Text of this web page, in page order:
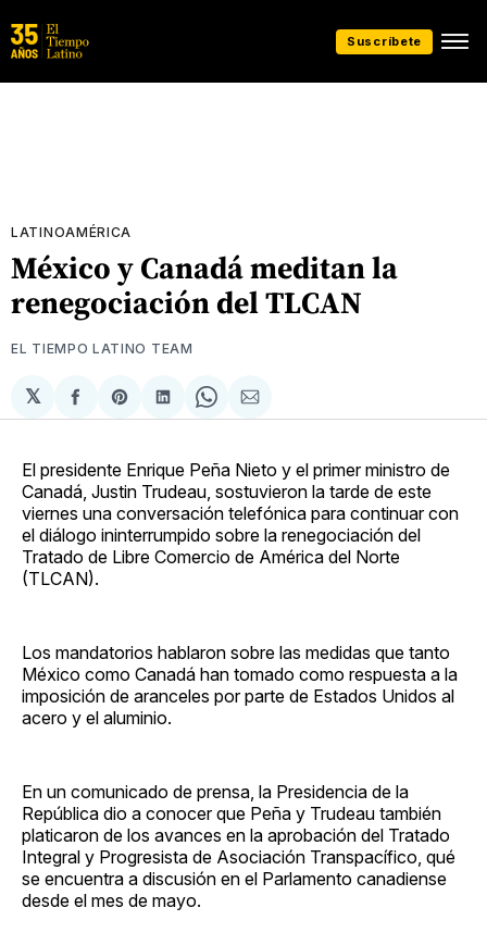
Suscríbete
LATINOAMÉRICA
México y Canadá meditan la
renegociación del TLCAN
EL TIEMPO LATINO TEAM
𝕏
Compartir
en
Share
on
Compartir
en
Share
on
Compartir
via
El presidente Enrique Peña Nieto y el primer ministro de
Canadá, Justin Trudeau, sostuvieron la tarde de este
viernes una conversación telefónica para continuar con
el diálogo ininterrumpido sobre la renegociación del
Tratado de Libre Comercio de América del Norte
(TLCAN).
Los mandatorios hablaron sobre las medidas que tanto
México como Canadá han tomado como respuesta a la
imposición de aranceles por parte de Estados Unidos al
acero y el aluminio.
En un comunicado de prensa, la Presidencia de la
República dio a conocer que Peña y Trudeau también
platicaron de los avances en la aprobación del Tratado
Integral y Progresista de Asociación Transpacífico, qué
se encuentra a discusión en el Parlamento canadiense
desde el mes de mayo.